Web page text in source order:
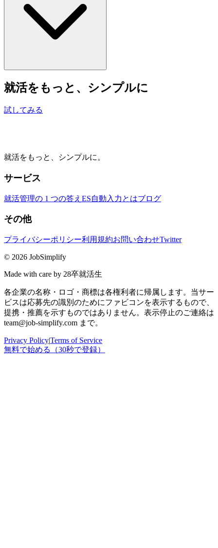
就活をもっと、シンプルに
試してみる
就活をもっと、シンプルに。
サービス
就活管理の 1 つの答え ES自動入力とはブログ
その他
プライバシーポリシー利用規約お問い合わせTwitter
© 2026 JobSimplify
Made with care by 28卒就活生
各企業の名称・ロゴ・商標は各権利者に帰属します。当サー
ビスは応募先の識別のためにファビコンを表示するもので、
提携・推薦を示すものではありません。表示停止のご連絡は
team@job-simplify.com まで。
Privacy Policy|Terms of Service
無料で始める（30秒で登録）